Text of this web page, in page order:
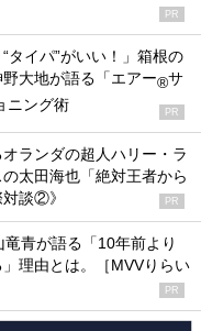
PR
タイパ”がいい！」箱根の
大地が語る「エアー®サ
ニング術 PR
ランダの超人ハリー・ラ
太田海也「絶対王者から
談②》
PR
青が語る「10年前より
理由とは。［MVVりらい
PR